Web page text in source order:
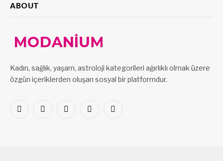
ABOUT
Kadın, sağlık, yaşam, astroloji kategorileri ağırlıklı olmak üzere
özgün içeriklerden oluşan sosyal bir platformdur.
Facebook
X
PinterestLinkedInVKontakte